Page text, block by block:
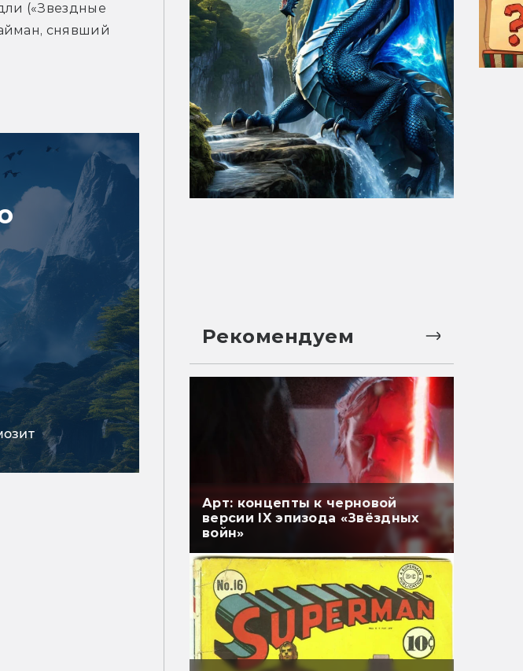
(«Звездные
снявший
Рекомендуем
Арт: концепты к черновой
версии IX эпизода «Звёздных
войн»